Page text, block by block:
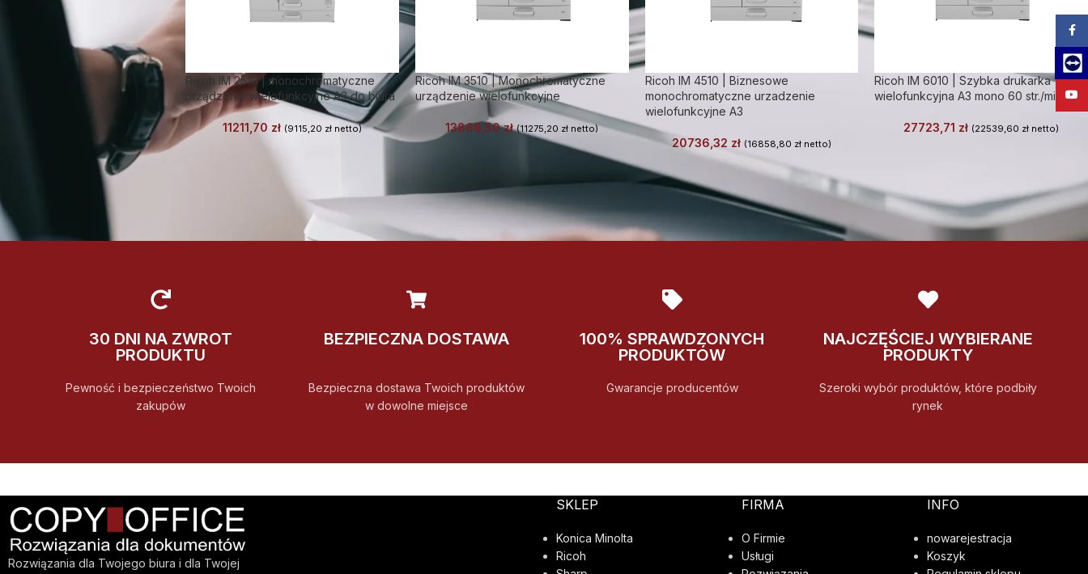
Ricoh IM 2510 | monochromatyczne
urządzenie wielofunkcyjne A3 do biura
11211,70 zł (9115,20 złnetto)
Ricoh IM 3510 | Monochromatyczne
urządzenie wielofunkcyjne
13868,50zł (11275,20 zł netto)
Ricoh IM 4510 | Biznesowe
monochromatyczne urzadzenie
wielofunkcyjne A3
20736,32 zł (16858,80 złnetto)
Ricoh IM 6010 | Szybka drukarka
wielofunkcyjna A3 mono 60 str./min
27723,71 zł (22539,60 zł netto)
30 DNI NA ZWROT
PRODUKTU
Pewność i bezpieczeństwo Twoich
zakupów
BEZPIECZNA DOSTAWA
Bezpieczna dostawa Twoich produktów
w dowolne miejsce
100% SPRAWDZONYCH
PRODUKTÓW
Gwarancje producentów
NAJCZĘŚCIEJ WYBIERANE
PRODUKTY
Szeroki wybór produktów, które podbiły
rynek
Rozwiązania dla Twojego biura i dla Twojej
SKLEP
Konica Minolta
Ricoh
FIRMA
O Firmie
Usługi
INFO
nowarejestracja
Koszyk